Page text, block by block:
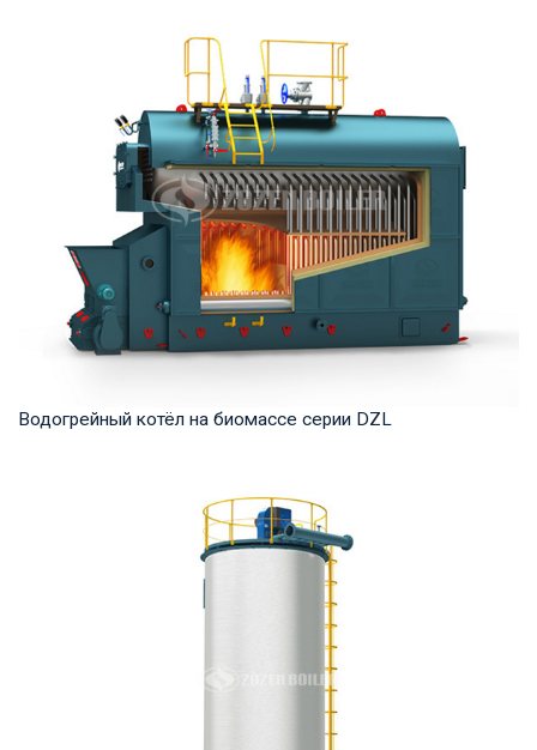
продукта: 4-35 т/ч Температура на выходе: ...
Водогрейный котёл на биомассе серии DZL
мощность продукта: 1,4-14 МВт Температура ...